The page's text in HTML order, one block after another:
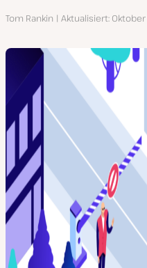
Autor
Tom Rankin Aktualisiert Oktober